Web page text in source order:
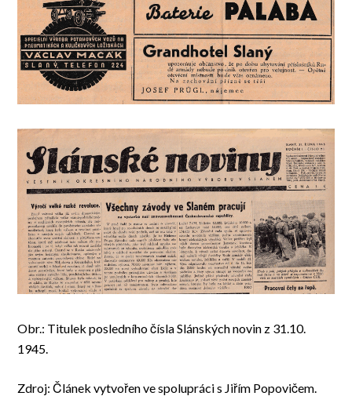
Obr.: Titulek posledního čísla Slánských novin z 31.10.
1945.
Zdroj: Článek vytvořen ve spolupráci s Jiřím Popovičem.